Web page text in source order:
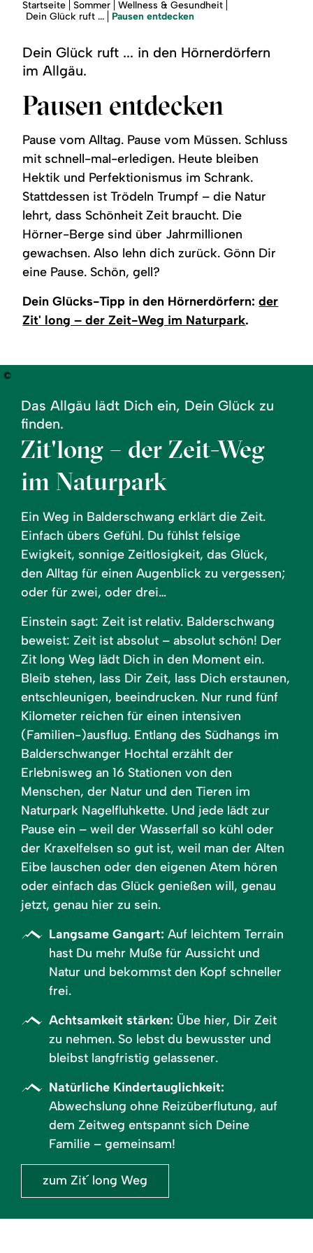
Region
Service
Sie
sind
Startseite Sommer
Wellness & Gesundheit
Dein Glück ruft ...
Pausen entdecken
Dein Glück ruft ... in den Hörnerdörfern
im Allgäu.
Pausen entdecken
Pause vom Alltag. Pause vom Müssen. Schluss
mit schnell-mal-erledigen. Heute bleiben
Hektik und Perfektionismus im Schrank.
Stattdessen ist Trödeln Trumpf – die Natur
lehrt, dass Schönheit Zeit braucht. Die
Hörner-Berge sind über Jahrmillionen
gewachsen. Also lehn dich zurück. Gönn Dir
eine Pause. Schön, gell?
Dein Glücks-Tipp in den Hörnerdörfern:der
Zit' long – der Zeit-Weg im Naturpark.
©
Das Allgäu lädt Dich ein, Dein Glück zu
finden.
Zit'long – der Zeit-Weg
im Naturpark
Ein Weg in Balderschwang erklärt die Zeit.
Einfach übers Gefühl. Du fühlst felsige
Ewigkeit, sonnige Zeitlosigkeit, das Glück,
den Alltag für einen Augenblick zu vergessen;
oder für zwei, oder drei…
Einstein sagt: Zeit ist relativ. Balderschwang
beweist: Zeit ist absolut – absolut schön! Der
Zit long Weg lädt Dich in den Moment ein.
Bleib stehen, lass Dir Zeit, lass Dich erstaunen,
entschleunigen, beeindrucken. Nur rund fünf
Kilometer reichen für einen intensiven
(Familien-)ausflug. Entlang des Südhangs im
Balderschwanger Hochtal erzählt der
Erlebnisweg an 16 Stationen von den
Menschen, der Natur und den Tieren im
Naturpark Nagelfluhkette. Und jede lädt zur
Pause ein – weil der Wasserfall so kühl oder
der Kraxelfelsen so gut ist, weil man der Alten
Eibe lauschen oder den eigenen Atem hören
oder einfach das Glück genießen will, genau
jetzt, genau hier zu sein.
Langsame Gangart: Auf leichtem Terrain
hast Du mehr Muße für Aussicht und
Natur und bekommst den Kopf schneller
frei.
Achtsamkeit stärken: Übe hier, Dir Zeit
zu nehmen. So lebst du bewusster und
bleibst langfristig gelassener.
Natürliche Kindertauglichkeit:
Abwechslung ohne Reizüberflutung, auf
dem Zeitweg entspannt sich Deine
Familie – gemeinsam!
zum Zit´ long Weg